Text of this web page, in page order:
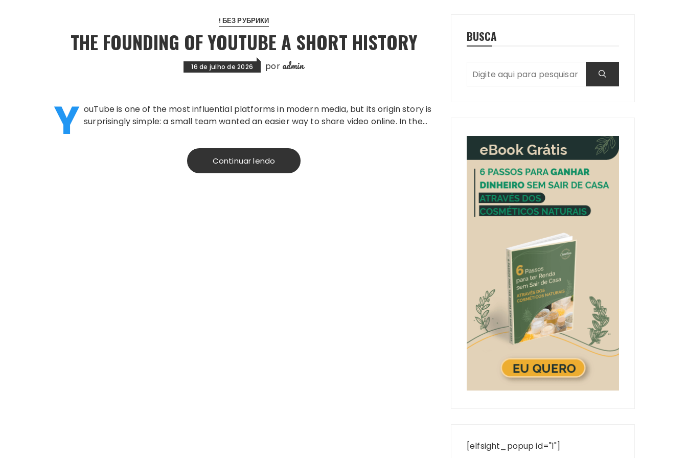
! БЕЗ РУБРИКИ
THE FOUNDING OF YOUTUBE A SHORT HISTORY
16 de julho de 2026 por admin
Y ouTube is one of the most influential platforms in modern media, but its origin story is
surprisingly simple: a small team wanted an easier way to share video online. In the…
Continuar lendo
BUSCA
[elfsight_popup id="1"]